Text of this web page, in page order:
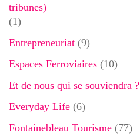
tribunes)
(1)
Entrepreneuriat (9)
Espaces Ferroviaires (10)
Et de nous qui se souviendra ?
Everyday Life (6)
Fontainebleau Tourisme (77)